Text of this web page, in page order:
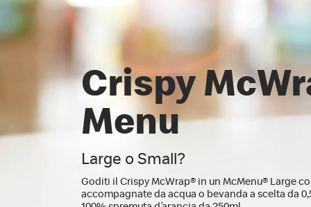
Crispy
Menu
Large o Small?
Goditi il Crispy McWrap® in un McMenu® Large
accompagnate da acqua o bevanda a scelta da